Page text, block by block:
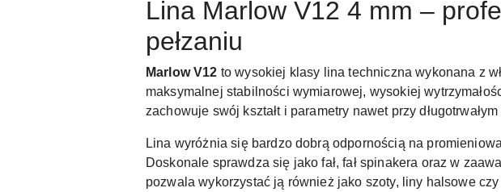
Lina Marlow V12 4 mm –
pełzaniu
Marlow V12 to wysokiej klasy lina techniczna wykonana z
maksymalnej stabilności wymiarowej, wysokiej
zachowuje swój kształt i parametry nawet przy
Lina wyróżnia się bardzo dobrą odpornością na
Doskonale sprawdza się jako fał, fał spinakera oraz w
pozwala wykorzystać ją również jako szoty, liny halsowe